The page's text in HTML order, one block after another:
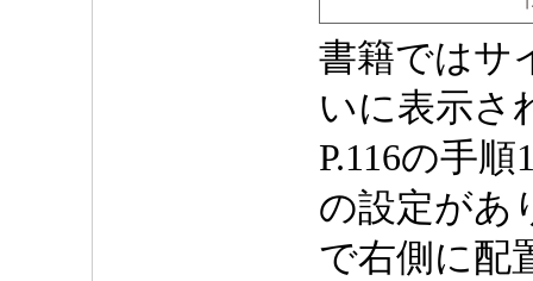
書籍ではサ
いに表示さ
P.116の手
の設定があ
で右側に配